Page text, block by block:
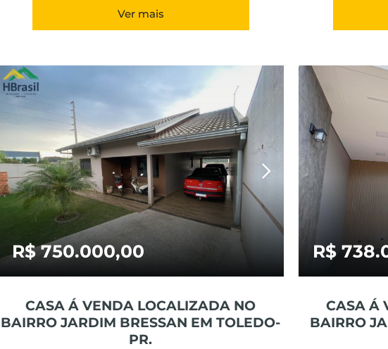
Ver mais
R$ 750.000,00
CASA Á VENDA LOCALIZADA NO
BAIRRO JARDIM BRESSAN EM TOLEDO-
PR.
R$
CASA Á
BAIRRO